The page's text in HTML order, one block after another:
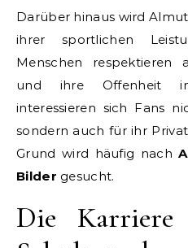
Darüber hinaus wird
ihrer sportlichen
Menschen respektieren
und ihre Offenheit
interessieren sich Fans
sondern auch für ihr
Grund wird häufig nach
Bilder gesucht.
Die